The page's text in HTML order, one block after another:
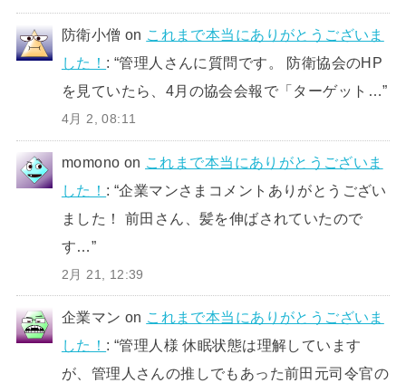
防衛小僧 on これまで本当にありがとうございま
した！ : “管理人さんに質問です。 防衛協会のHP
を見ていたら、4月の協会会報で「ターゲット…”
4月 2, 08:11
momono on これまで本当にありがとうございま
した！ : “企業マンさまコメントありがとうござい
ました！ 前田さん、髪を伸ばされていたので
す…”
2月 21, 12:39
企業マン on これまで本当にありがとうございま
した！ : “管理人様 休眠状態は理解しています
が、管理人さんの推しでもあった前田元司令官の